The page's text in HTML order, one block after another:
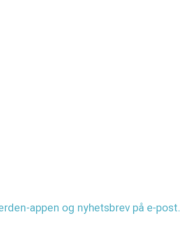
appen og nyhetsbrev på e-post.